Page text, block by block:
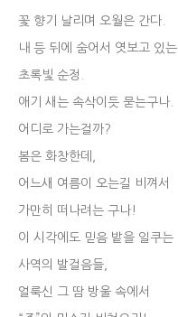
꽃 향기 날리며 오월은 간다.
내 등 뒤에 숨어서 엿보고 있는
초록빛 순정.
애기 새는 속삭이듯 묻는구나.
어디로 가는걸까?
봄은 화창한데,
어느새 여름이 오는길 비껴서
가만히 떠나려는 구나!
이 시각에도 믿음 밭을 일쿠는
사역의 발걸음들,
얼룩신 그 땀 방울 속에서